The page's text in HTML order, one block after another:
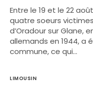
Entre le 19 et le 22
quatre soeurs
d’Oradour sur Glane,
allemands en 1944, a
commune, ce qui…
LIMOUSIN